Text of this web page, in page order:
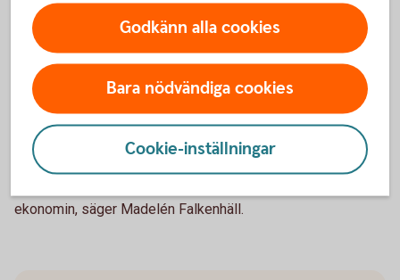
har inte bara en lägre lön under den tiden, utan också sämre
förutsättning att spara för sin ekonomiska trygghet.
– När barnen är små är det inte ovanligt att den med lägre
inkomst är den som tar en större del av föräldraledighet,
VAB och kanske även jobbar deltid några år. Det minskar
inkomsten och därmed möjligheten att spara.
- Därför är det viktigt att man inkludera både vanligt
ekonomin, säger Madelén Falkenhäll.
Godkänn alla cookies
Bara nödvändiga cookies
Cookie-inställningar